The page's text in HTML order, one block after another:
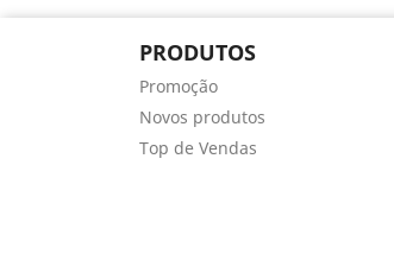
PRODUTOS
Promoção
Novos produtos
Top de Vendas